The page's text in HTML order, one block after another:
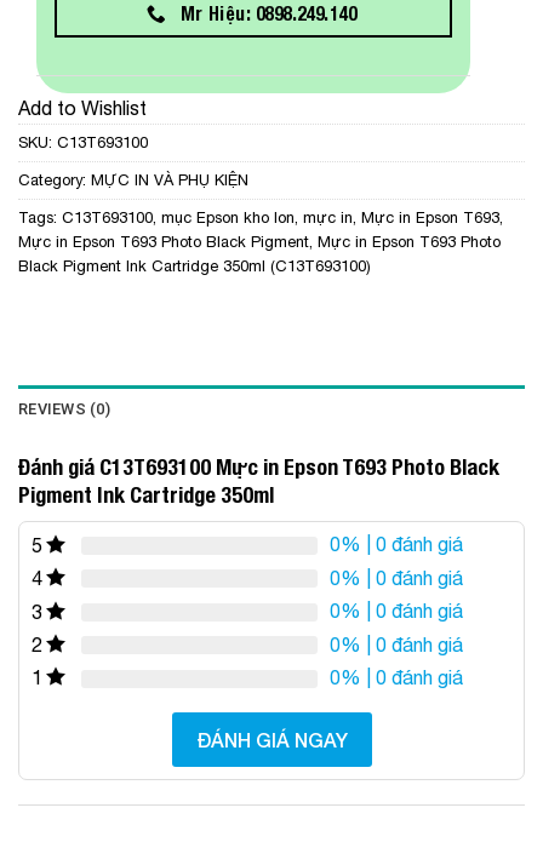
Mr Hiệu: 0898.249.140
Add to Wishlist
SKU: C13T693100
Category: MỰC IN VÀ PHỤ KIỆN
Tags: C13T693100 mục Epson kho lon mực in Mực in Epson T693
Mực in Epson T693 Photo Black Pigment Mực in Epson T693 Photo
Black Pigment Ink Cartridge 350ml (C13T693100)
REVIEWS (0)
Đánh giá C13T693100 Mực in Epson T693 Photo Black
Pigment Ink Cartridge 350ml
5 0% | 0 đánh giá
4
0% | 0 đánh giá
3
0% | 0 đánh giá
2
0% | 0 đánh giá
1
0% | 0 đánh giá
ĐÁNH GIÁ NGAY